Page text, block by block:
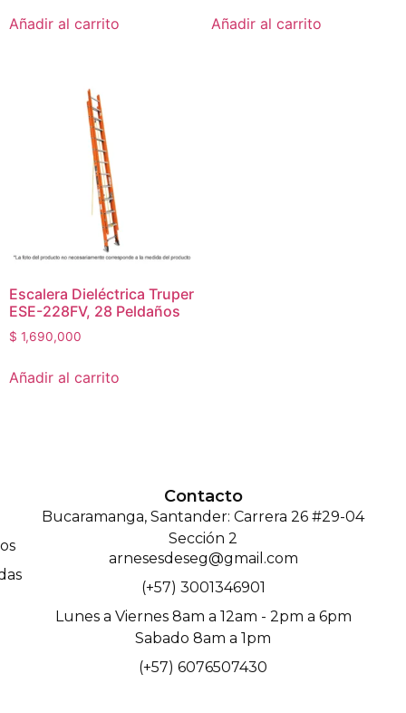
Añadir al carrito Añadir al carrito
Escalera Dieléctrica Truper
ESE-228FV, 28 Peldaños
$ 1,690,000
Añadir al carrito
Contacto
Bucaramanga, Santander: Carrera 26 #29-04
Sección 2
arnesesdeseg@gmail.com
(+57) 3001346901
Lunes a Viernes 8am a 12am - 2pm a 6pm
Sabado 8am a 1pm
(+57) 6076507430